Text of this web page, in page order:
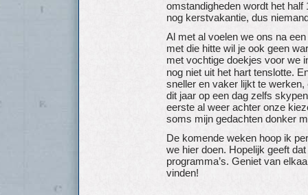
omstandigheden wordt het half
nog kerstvakantie, dus
Al met al voelen we ons na
met die hitte wil je ook geen
met vochtige doekjes voor we
nog niet uit het hart tenslotte.
sneller en vaker lijkt te
dit jaar op een dag zelfs
eerste al weer achter onze
soms mijn gedachten donker
De komende weken hoop ik
we hier doen. Hopelijk geeft
programma’s. Geniet van
vinden!